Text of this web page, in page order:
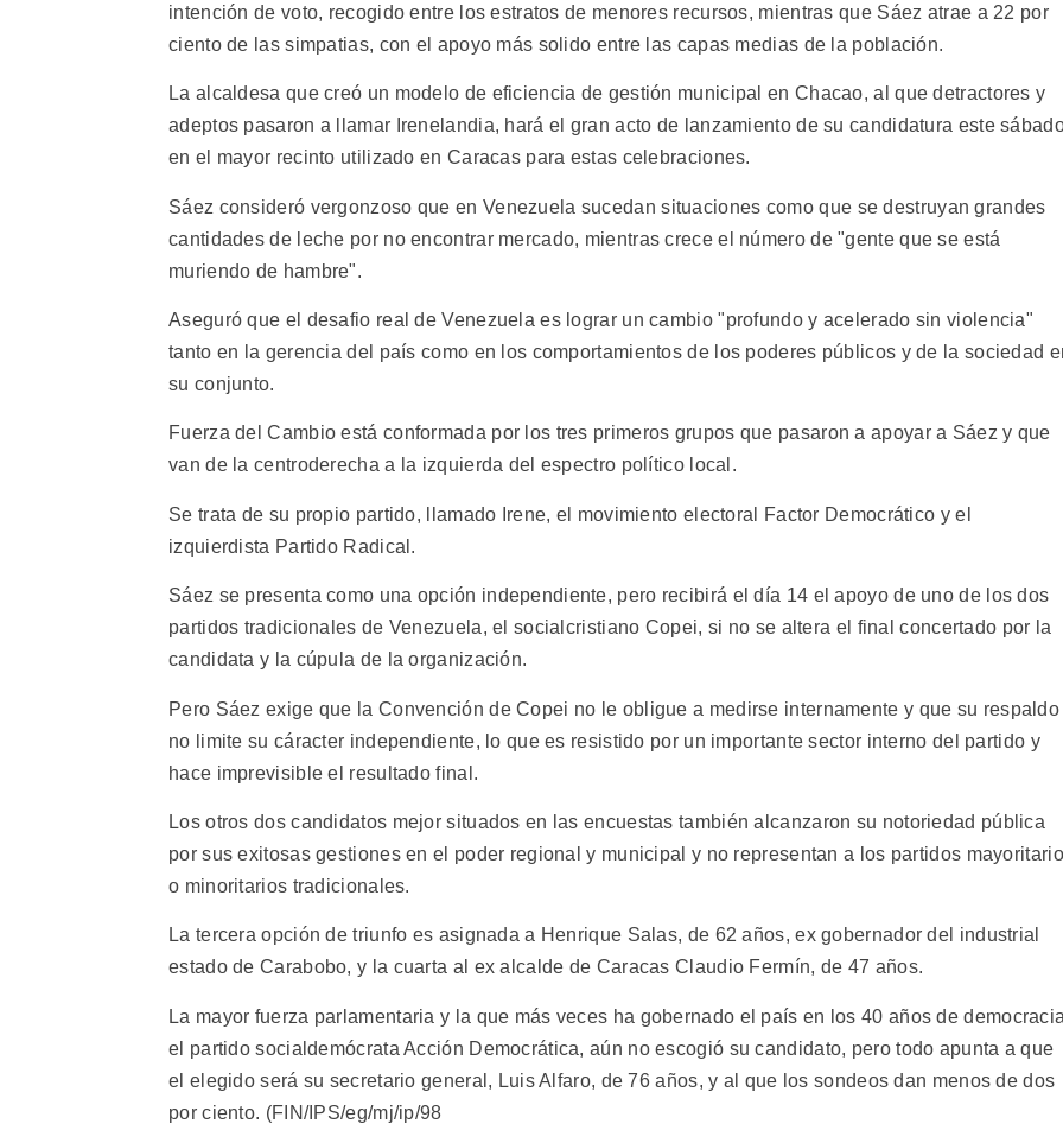
intención de voto, recogido entre los estratos de menores recursos, mientras que Sáez atrae a 22 por
ciento de las simpatias, con el apoyo más solido entre las capas medias de la población.
La alcaldesa que creó un modelo de eficiencia de gestión municipal en Chacao, al que detractores y
adeptos pasaron a llamar Irenelandia, hará el gran acto de lanzamiento de su candidatura este
en el mayor recinto utilizado en Caracas para estas celebraciones.
Sáez consideró vergonzoso que en Venezuela sucedan situaciones como que se destruyan grandes
cantidades de leche por no encontrar mercado, mientras crece el número de "gente que se está
muriendo de hambre".
Aseguró que el desafio real de Venezuela es lograr un cambio "profundo y acelerado sin violencia"
tanto en la gerencia del país como en los comportamientos de los poderes públicos y de la sociedad
su conjunto.
Fuerza del Cambio está conformada por los tres primeros grupos que pasaron a apoyar a Sáez y que
van de la centroderecha a la izquierda del espectro político local.
Se trata de su propio partido, llamado Irene, el movimiento electoral Factor Democrático y el
izquierdista Partido Radical.
Sáez se presenta como una opción independiente, pero recibirá el día 14 el apoyo de uno de los dos
partidos tradicionales de Venezuela, el socialcristiano Copei, si no se altera el final concertado por la
candidata y la cúpula de la organización.
Pero Sáez exige que la Convención de Copei no le obligue a medirse internamente y que su respaldo
no limite su cáracter independiente, lo que es resistido por un importante sector interno del partido y
hace imprevisible el resultado final.
Los otros dos candidatos mejor situados en las encuestas también alcanzaron su notoriedad pública
por sus exitosas gestiones en el poder regional y municipal y no representan a los partidos
o minoritarios tradicionales.
La tercera opción de triunfo es asignada a Henrique Salas, de 62 años, ex gobernador del industrial
estado de Carabobo, y la cuarta al ex alcalde de Caracas Claudio Fermín, de 47 años.
La mayor fuerza parlamentaria y la que más veces ha gobernado el país en los 40 años de
el partido socialdemócrata Acción Democrática, aún no escogió su candidato, pero todo apunta a que
el elegido será su secretario general, Luis Alfaro, de 76 años, y al que los sondeos dan menos de dos
por ciento. (FIN/IPS/eg/mj/ip/98